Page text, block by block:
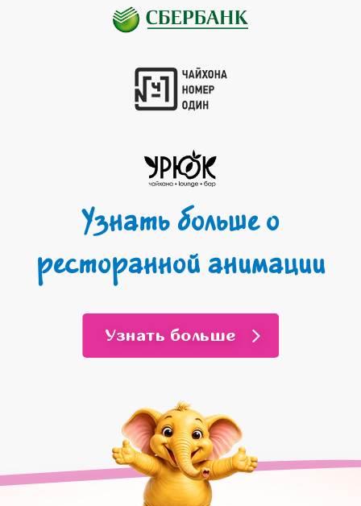
Узнать больше о
ресторанной анимации
Узнать больше